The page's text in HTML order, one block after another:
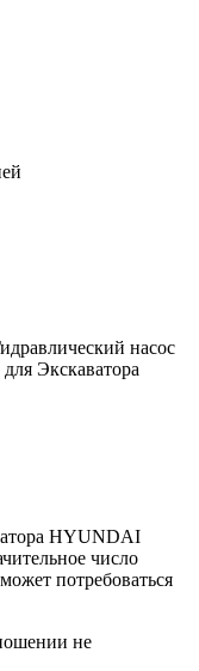
насос
Экскаватора
HYUNDAI
число
потребоваться
не